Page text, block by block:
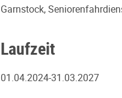
Garnstock,
Laufzeit
01.04.2024-31.03.2027